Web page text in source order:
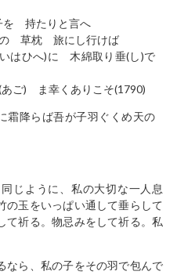
持たりと言へ
の 草枕 旅にし行けば
はひへ)に 木綿取り垂(し)で
ご) ま幸くありこそ(1790)
霜降らば吾が子羽ぐくめ天の
じように、私の大切な一人息
の玉をいっぱい通して垂らして
て祈る。物忌みをして祈る。私
なら、私の子をその羽で包んで